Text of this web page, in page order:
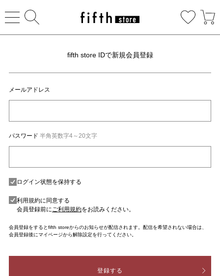
fifth store IDで新規会員登録
メールアドレス
パスワード 半角英数字4～20文字
ログイン状態を保持する
利用規約に同意する
会員登録前にご利用規約をお読みください。
会員登録をするとfifth storeからのお知らせが配信されます。配信を希望されない場合は、
会員登録後にマイページから解除設定を行ってください。
登録する